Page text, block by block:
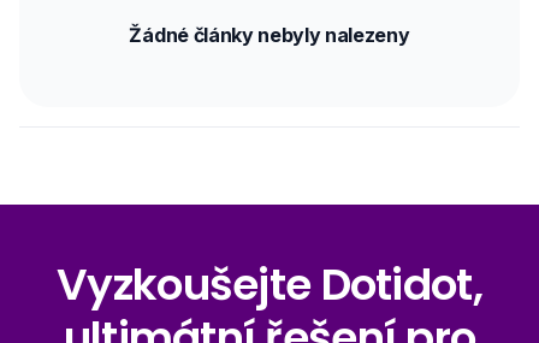
Žádné články nebyly nalezeny
Vyzkoušejte Dotidot,